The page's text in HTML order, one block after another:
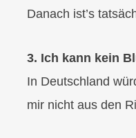
Danach ist’s
3. Ich kann kein
In Deutschland
mir nicht aus den